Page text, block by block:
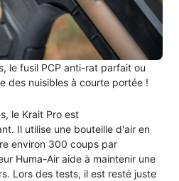
le fusil PCP anti-rat parfait ou
des nuisibles à courte portée !
le Krait Pro est
Il utilise une bouteille d'air en
environ 300 coups par
Huma-Air aide à maintenir une
Lors des tests, il est resté juste